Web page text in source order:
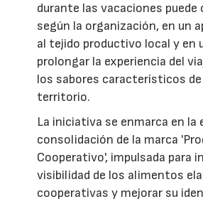
durante las vacaciones
según la organización, en un
al tejido productivo local y en
prolongar la experiencia del
los sabores característicos de
territorio.
La iniciativa se enmarca en la
consolidación de la marca
Cooperativo', impulsada para
visibilidad de los alimentos
cooperativas y mejorar su